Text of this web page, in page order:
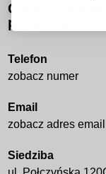
Chcesz
pytanie przed
Telefon
zobacz numer
Siedziba
Email
zobacz adres email